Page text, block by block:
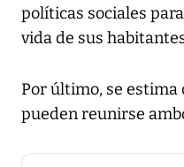
políticas sociales
vida de sus
Por último, se estima
pueden reunirse